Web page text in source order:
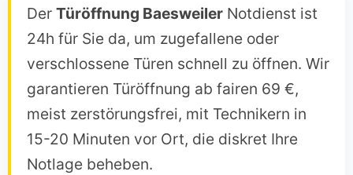
Der Türöffnung Baesweiler Notdienst ist
24h für Sie da, um zugefallene oder
verschlossene Türen schnell zu öffnen. Wir
garantieren Türöffnung ab fairen 69 €,
meist zerstörungsfrei, mit Technikern in
15-20 Minuten vor Ort, die diskret Ihre
Notlage beheben.